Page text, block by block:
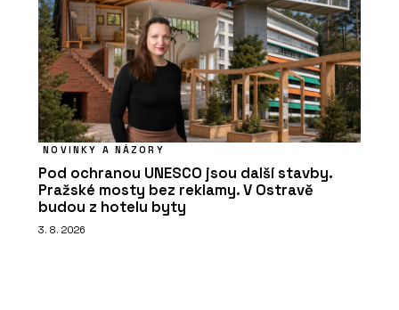
NOVINKY A NÁZORY
Pod ochranou UNESCO jsou další stavby.
Pražské mosty bez reklamy. V Ostravě
budou z hotelu byty
3. 8. 2026